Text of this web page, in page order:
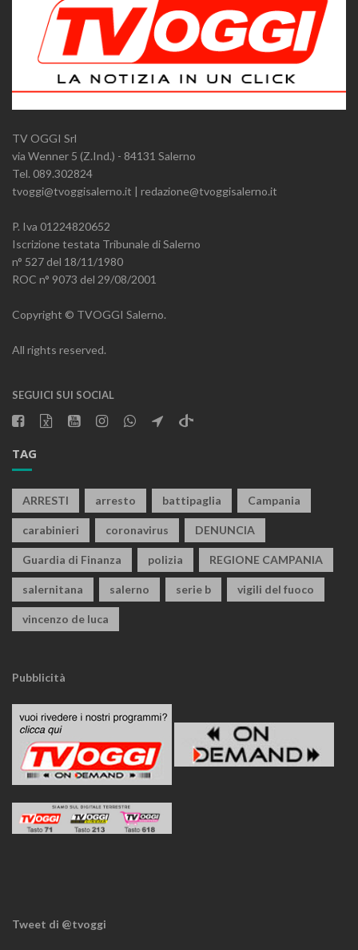
TV OGGI Srl
via Wenner 5 (Z.Ind.) - 84131 Salerno
Tel. 089.302824
tvoggi@tvoggisalerno.it | redazione@tvoggisalerno.it
P. Iva 01224820652
Iscrizione testata Tribunale di Salerno
n° 527 del 18/11/1980
ROC n° 9073 del 29/08/2001
Copyright © TVOGGI Salerno.
All rights reserved.
SEGUICI SUI SOCIAL
TAG
ARRESTI arresto battipaglia Campania
carabinieri coronavirus DENUNCIA
Guardia di Finanza polizia REGIONE CAMPANIA
salernitana salerno serie b vigili del fuoco
vincenzo de luca
Pubblicità
Tweet di @tvoggi